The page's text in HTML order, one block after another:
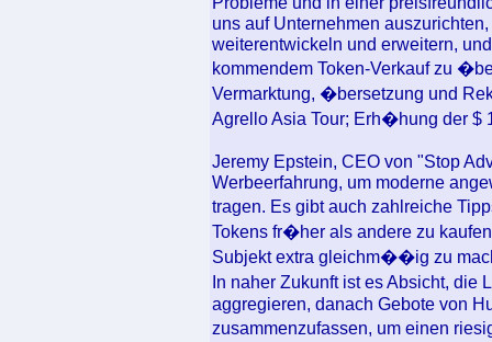
uns auf Unternehmen
weiterentwickeln und erweitern,
kommendem Token-Verkauf zu
Vermarktung, �bersetzung und
Agrello Asia Tour; Erh�hung der
Jeremy Epstein, CEO von "Stop
Werbeerfahrung, um moderne
tragen. Es gibt auch zahlreiche
Tokens fr�her als andere zu
Subjekt extra gleichm��ig zu
In naher Zukunft ist es Absicht,
aggregieren, danach Gebote von
zusammenzufassen, um einen